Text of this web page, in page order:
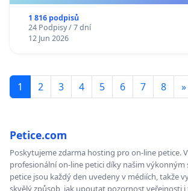
1 816 podpisů
24 Podpisy / 7 dní
12 Jun 2026
1 2 3 4 5 6 7 8 »
Petice.com
Poskytujeme zdarma hosting pro on-line petice.
profesionální on-line petici díky našim výkonným
petice jsou každý den uvedeny v médiích, takže
skvělý způsob, jak upoutat pozornost veřejnosti i